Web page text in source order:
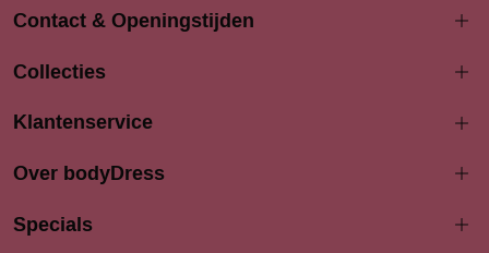
Contact & Openingstijden
Langestraat 94-96
033 4690704
Openingstijden
Maandag 13:00 - 17:30
Collecties
Klantenservice
Over bodyDress
Specials